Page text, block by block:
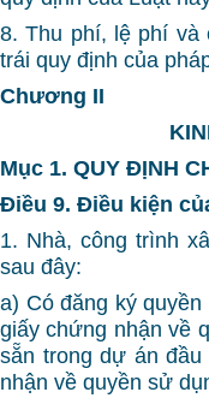
8. Thu phí, lệ phí và
trái quy định của
Chương II
Mục 1. QUY ĐỊNH
Điều 9. Điều kiện
1. Nhà, công trình
sau đây:
a) Có đăng ký
giấy chứng nhận về
sẵn trong dự án
nhận về quyền sử